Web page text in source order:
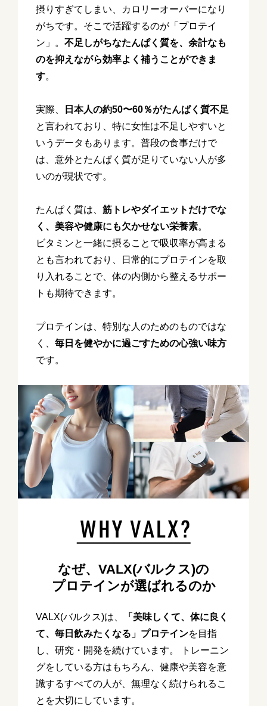
摂りすぎてしまい、カロリーオーバーになり
がちです。そこで活躍するのが「プロテイ
ン」。 不足しがちなたんぱく質を、余計なも
のを抑えながら効率よく補うことができま
す。
実際、
日本人の約50〜60％がたんぱく質不足
と言われており、特に女性は不足しやすいと
いうデータもあります。普段の食事だけで
は、意外とたんぱく質が足りていない人が多
いのが現状です。
たんぱく質は、 筋トレやダイエットだけでな
く、美容や健康にも欠かせない栄養素。
ビタミンと一緒に摂ることで吸収率が高まる
とも言われており、日常的にプロテインを取
り入れることで、体の内側から整えるサポー
トも期待できます。
プロテインは、特別な人のためのものではな
く、 毎日を健やかに過ごすための心強い味方
です。
なぜ、VALX(バルクス)の
プロテインが選ばれるのか
VALX(バルクス)は、
「美味しくて、体に良く
て、毎日飲みたくなる」プロテインを目指
し、 研究・開発を続けています。 トレーニン
グをしている方はもちろん、健康や美容を意
識するすべての人が、無理なく続けられるこ
とを大切にしています。